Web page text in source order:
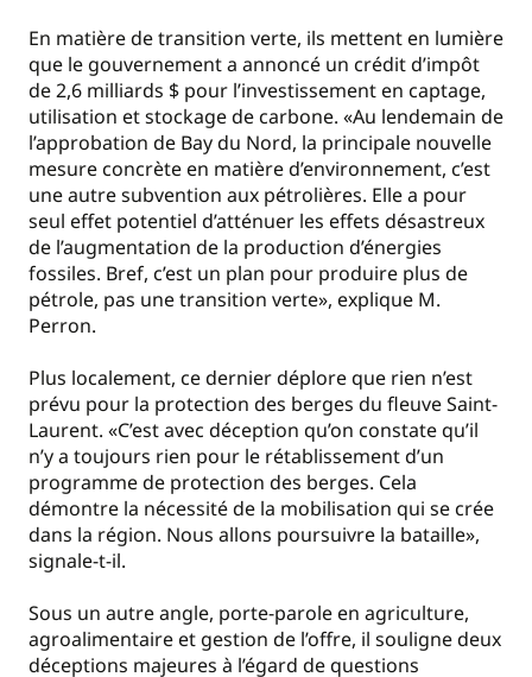
En matière de transition verte, ils mettent en lumière
que le gouvernement a annoncé un crédit d’impôt
de 2,6 milliards $ pour l’investissement en captage,
utilisation et stockage de carbone. «Au lendemain de
l’approbation de Bay du Nord, la principale nouvelle
mesure concrète en matière d’environnement, c’est
une autre subvention aux pétrolières. Elle a pour
seul effet potentiel d’atténuer les effets désastreux
de l’augmentation de la production d’énergies
fossiles. Bref, c’est un plan pour produire plus de
pétrole, pas une transition verte», explique M.
Perron.
Plus localement, ce dernier déplore que rien n’est
prévu pour la protection des berges du fleuve Saint-
Laurent. «C’est avec déception qu’on constate qu’il
n’y a toujours rien pour le rétablissement d’un
programme de protection des berges. Cela
démontre la nécessité de la mobilisation qui se crée
dans la région. Nous allons poursuivre la bataille»,
signale-t-il.
Sous un autre angle, porte-parole en agriculture,
agroalimentaire et gestion de l’offre, il souligne deux
déceptions majeures à l’égard de questions